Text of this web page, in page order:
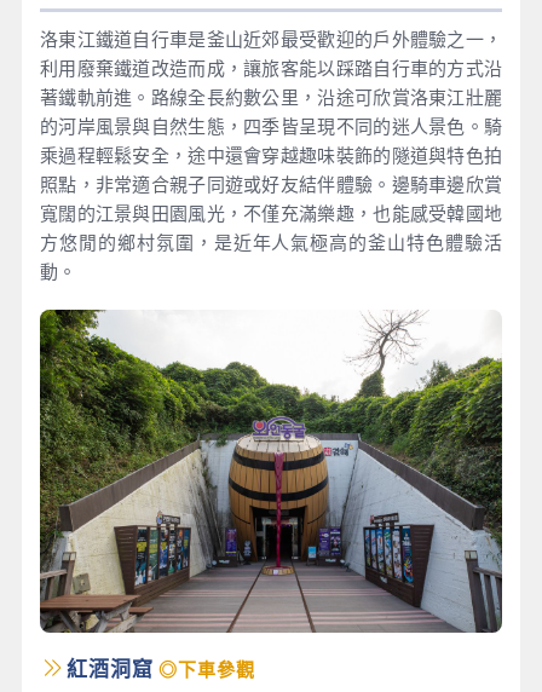
洛東江鐵道自行車是釜山近郊最受歡迎的戶外體驗之一，
利用廢棄鐵道改造而成，讓旅客能以踩踏自行車的方式沿
著鐵軌前進。路線全長約數公里，沿途可欣賞洛東江壯麗
的河岸風景與自然生態，四季皆呈現不同的迷人景色。騎
乘過程輕鬆安全，途中還會穿越趣味裝飾的隧道與特色拍
照點，非常適合親子同遊或好友結伴體驗。邊騎車邊欣賞
寬闊的江景與田園風光，不僅充滿樂趣，也能感受韓國地
方悠閒的鄉村氛圍，是近年人氣極高的釜山特色體驗活
動。
紅酒洞窟 ◎下車參觀